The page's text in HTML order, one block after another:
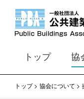
トップ 協
トップ 協会について